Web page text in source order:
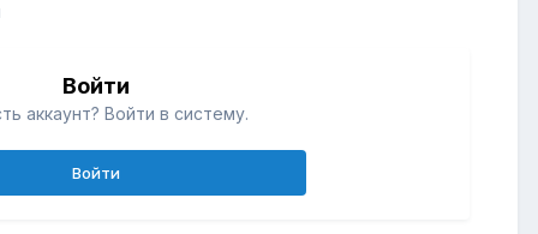
Войти
аккаунт? Войти в систему.
Войти